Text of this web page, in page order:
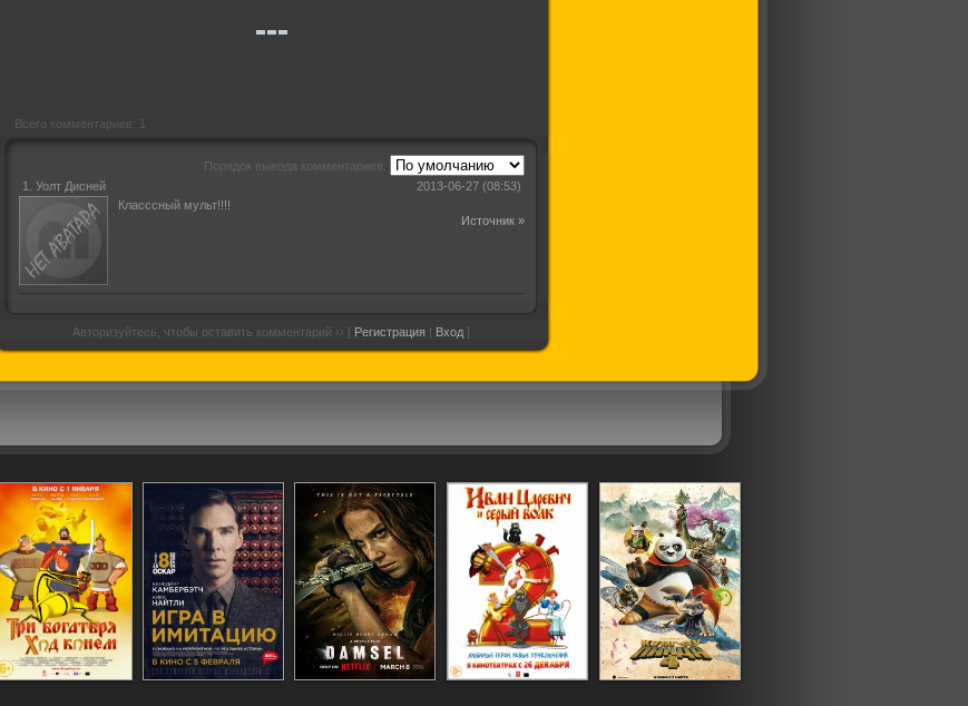
Всего комментариев: 1
Порядок вывода комментариев:
2013-06-27(08:53)
1. Уолт Дисней
Класссный мульт!!!!
Источник »
Авторизуйтесь, чтобы оставить комментарий ›› [ Регистрация | Вход ]